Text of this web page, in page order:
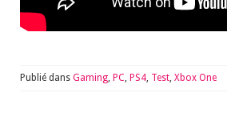
Publié dans Gaming PC PS4 Test Xbox One